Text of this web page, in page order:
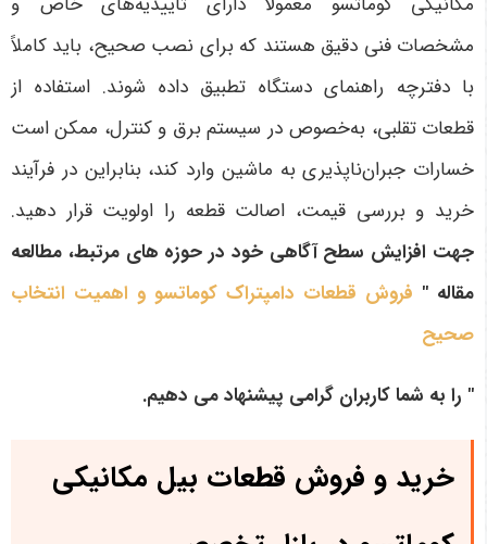
مشخصات فنی دقیق هستند که برای نصب صحیح، باید کاملاً
با دفترچه راهنمای دستگاه تطبیق داده شوند. استفاده از
قطعات تقلبی، به‌خصوص در سیستم برق و کنترل، ممکن است
خسارات جبران‌ناپذیری به ماشین وارد کند، بنابراین در فرآیند
خرید و بررسی قیمت، اصالت قطعه را اولویت قرار دهید.
جهت افزایش سطح آگاهی خود در حوزه های مرتبط، مطالعه
مقاله " فروش قطعات دامپتراک کوماتسو و اهمیت انتخاب
صحیح
" را به شما کاربران گرامی پیشنهاد می دهیم.
خرید و فروش قطعات بیل مکانیکی